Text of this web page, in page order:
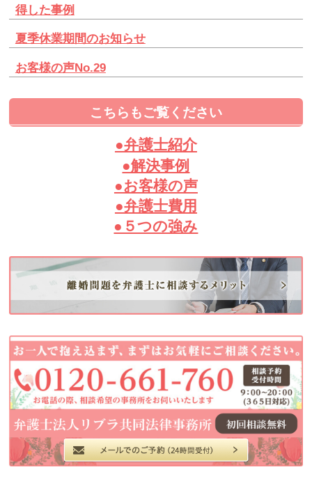
得した事例
夏季休業期間のお知らせ
お客様の声No.29
こちらもご覧ください
●弁護士紹介
●解決事例
●お客様の声
●弁護士費用
●５つの強み